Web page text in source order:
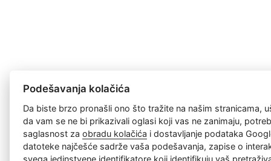
Podešavanja kolačića
Da biste brzo pronašli ono što tražite na našim stranicama,
da vam se ne bi prikazivali oglasi koji vas ne zanimaju,
saglasnost zaobradu kolačića i dostavljanje podataka
datoteke najčešće sadrže vaša podešavanja, zapise o
svega jedinstvene identifikatore koji identifikuju vaš